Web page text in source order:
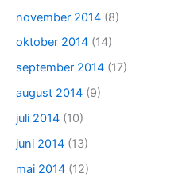
november 2014 (8)
oktober 2014 (14)
september 2014 (17)
august 2014 (9)
juli 2014 (10)
juni 2014 (13)
mai 2014 (12)